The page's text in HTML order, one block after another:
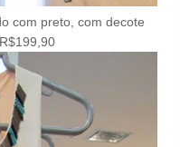
com preto, com decote